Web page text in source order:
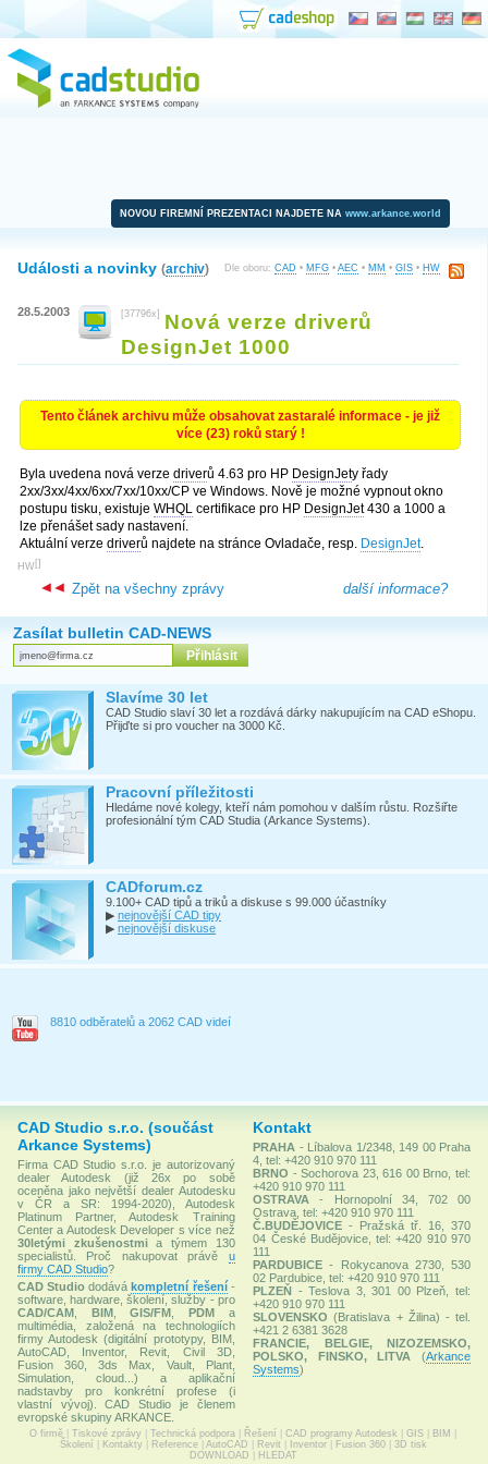
NOVOU FIREMNÍ PREZENTACI NAJDETE NA www.arkance.world
Dle oboru: CAD • MFG • AEC • MM • GIS • HW
Události a novinky (archiv)
28.5.2003 [37796x]
Nová verze driverů
DesignJet 1000
Tento článek archivu může obsahovat zastaralé informace - je již
více (23) roků starý !
Byla uvedena nová verze driverů 4.63 pro HP DesignJety řady
2xx/3xx/4xx/6xx/7xx/10xx/CP ve Windows. Nově je možné vypnout okno
postupu tisku, existuje WHQL certifikace pro HP DesignJet430 a 1000 a
lze přenášet sady nastavení.
Aktuální verze driverů najdete na stránce Ovladače, resp. DesignJet.
[
HW ]
další informace?
Zpět na všechny zprávy
Zasílat bulletin CAD-NEWS
Slavíme 30 let
CAD Studio slaví 30 let a rozdává dárky nakupujícím na CAD eShopu.
Přijďte si pro voucher na 3000 Kč.
Pracovní příležitosti
Hledáme nové kolegy, kteří nám pomohou v dalším růstu. Rozšiřte
profesionální tým CAD Studia (Arkance Systems).
CADforum.cz
9.100+ CAD tipů a triků a diskuse s 99.000 účastníky
▶ nejnovější CAD tipy
▶ nejnovější diskuse
8810 odběratelů a 2062 CAD videí
CAD Studio s.r.o. (součást
Arkance Systems)
Firma CAD Studio s.r.o. je autorizovaný
dealer Autodesk (již 26x po sobě
oceněna jako největší dealer Autodesku
v ČR a SR: 1994-2020), Autodesk
Platinum Partner, Autodesk Training
Center a Autodesk Developer s více než
30letými zkušenostmia týmem 130
specialistů. Proč nakupovat právě u
firmy CAD Studio?
CAD Studio dodávákompletní řešení-
software, hardware, školení, služby - pro
CAD/CAM
BIM,GIS/FM ,PDM a
multimédia, založená na technologiích
firmy Autodesk (digitální prototypy, BIM,
AutoCAD, Inventor, Revit, Civil 3D,
Fusion 360, 3ds Max, Vault, Plant,
Simulation, cloud...) a aplikační
nadstavby pro konkrétní profese (i
vlastní vývoj). CAD Studio je členem
evropské skupiny ARKANCE.
Kontakt
PRAHA - Líbalova 1/2348, 149 00 Praha
4, tel: +420 910 970 111
BRNO - Sochorova 23, 616 00 Brno, tel:
+420 910 970 111
OSTRAVA
- Hornopolní 34, 702 00
Ostrava, tel: +420 910 970 111
Č.BUDĚJOVICE - Pražská tř. 16, 370
04 České Budějovice, tel: +420 910 970
111
PARDUBICE - Rokycanova 2730, 530
02 Pardubice, tel: +420 910 970 111
PLZEŇ - Teslova 3, 301 00 Plzeň, tel:
+420 910 970 111
SLOVENSKO (Bratislava + Žilina) - tel.
+421 2 6381 3628
FRANCIE, BELGIE, NIZOZEMSKO,
POLSKO, FINSKO, LITVA
(Arkance
Systems)
O firmě Tiskové zprávy Technická podpora Řešení CAD programy Autodesk GIS BIM
Školení
Kontakty Reference| AutoCAD Revit Inventor| Fusion 360| 3D tisk
DOWNLOAD
HLEDAT